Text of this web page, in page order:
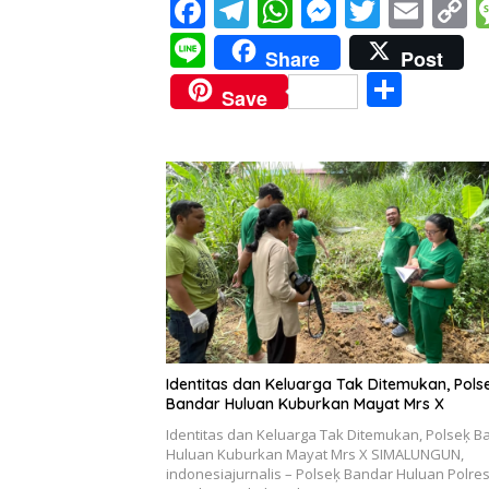
F
ac
e
b
o
o
k
T
el
e
gr
a
m
W
h
at
s
p
p
M
e
ss
e
n
g
er
T
w
itt
er
E
m
ai
C
n
k
Li
n
e
Share
Post
Save
ar
e
Identitas dan Keluarga Tak Ditemukan,
Bandar Huluan Kuburkan Mayat Mrs X
Identitas dan Keluarga Tak Ditemukan, Polseķ
Huluan Kuburkan Mayat Mrs X SIMALUNGUN,
indonesiajurnalis – Polseķ Bandar Huluan Polres